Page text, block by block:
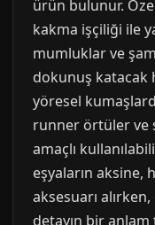
ürün bulunur.
kakma işçiliği ile
mumluklar ve
dokunuş katacak
yöresel
runner örtüler ve
amaçlı
eşyaların aksine,
aksesuarı
detayın bir anlam